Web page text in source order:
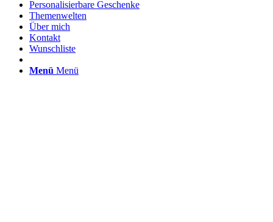
Personalisierbare Geschenke
Themenwelten
Über mich
Kontakt
Wunschliste
Menü Menü